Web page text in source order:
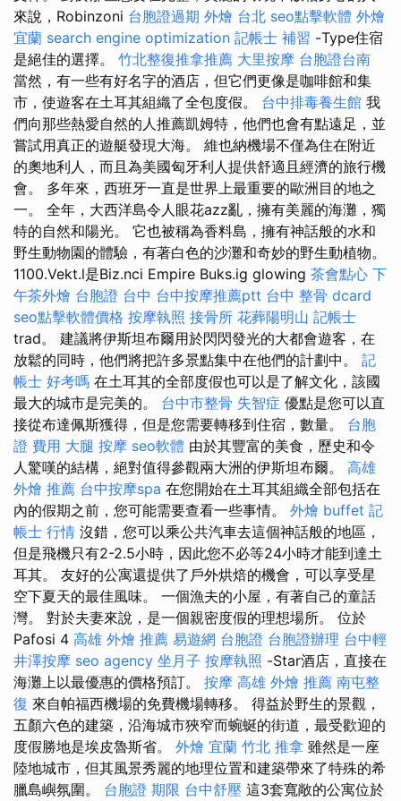
來說，Robinzoni 台胞證過期 外燴 台北 seo點擊軟體 外燴
宜蘭 search engine optimization 記帳士 補習 -Type住宿
是絕佳的選擇。 竹北整復推拿推薦 大里按摩 台胞證台南
當然，有一些有好名字的酒店，但它們更像是咖啡館和集
市，使遊客在土耳其組織了全包度假。 台中排毒養生館 我
們向那些熱愛自然的人推薦凱姆特，他們也會有點遠足，並
嘗試用真正的遊艇發現大海。 維也納機場不僅為住在附近
的奧地利人，而且為美國匈牙利人提供舒適且經濟的旅行機
會。 多年來，西班牙一直是世界上最重要的歐洲目的地之
一。 全年，大西洋島令人眼花azz亂，擁有美麗的海灘，獨
特的自然和陽光。 它也被稱為香料島，擁有神話般的水和
野生動物園的體驗，有著白色的沙灘和奇妙的野生動植物。
1100.Vekt.l是Biz.nci Empire Buks.ig glowing 茶會點心 下
午茶外燴 台胞證 台中 台中按摩推薦ptt 台中 整骨 dcard
seo點擊軟體價格 按摩執照 接骨所 花葬陽明山 記帳士
trad。 建議將伊斯坦布爾用於閃閃發光的大都會遊客，在
放鬆的同時，他們將把許多景點集中在他們的計劃中。 記
帳士 好考嗎 在土耳其的全部度假也可以是了解文化，該國
最大的城市是完美的。 台中市整骨 失智症 優點是您可以直
接從布達佩斯獲得，但是您需要轉移到住宿，數量。 台胞
證 費用 大腿 按摩 seo軟體 由於其豐富的美食，歷史和令
人驚嘆的結構，絕對值得參觀兩大洲的伊斯坦布爾。 高雄
外燴 推薦 台中按摩spa 在您開始在土耳其組織全部包括在
內的假期之前，您可能需要查看一些事情。 外燴 buffet 記
帳士 行情 沒錯，您可以乘公共汽車去這個神話般的地區，
但是飛機只有2-2.5小時，因此您不必等24小時才能到達土
耳其。 友好的公寓還提供了戶外烘焙的機會，可以享受星
空下夏天的最佳風味。 一個漁夫的小屋，有著自己的童話
灣。 對於夫妻來說，是一個親密度假的理想場所。 位於
Pafosi 4 高雄 外燴 推薦 易遊網 台胞證 台胞證辦理 台中輕
井澤按摩 seo agency 坐月子 按摩執照 -Star酒店，直接在
海灘上以最優惠的價格預訂。 按摩 高雄 外燴 推薦 南屯整
復 來自帕福西機場的免費機場轉移。 得益於野生的景觀，
五顏六色的建築，沿海城市狹窄而蜿蜒的街道，最受歡迎的
度假勝地是埃皮魯斯省。 外燴 宜蘭 竹北 推拿 雖然是一座
陸地城市，但其風景秀麗的地理位置和建築帶來了特殊的希
臘島嶼氛圍。 台胞證 期限 台中舒壓 這3套寬敞的公寓位於